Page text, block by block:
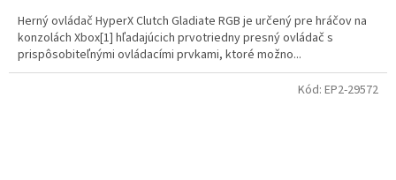
Herný ovládač HyperX Clutch Gladiate RGB je určený pre hráčov na
konzolách Xbox[1] hľadajúcich prvotriedny presný ovládač s
prispôsobiteľnými ovládacími prvkami, ktoré možno...
Kód: EP2-29572